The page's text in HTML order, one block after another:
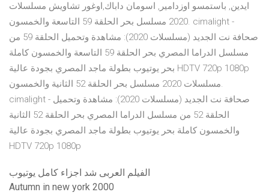
ايدين, باستمسو اوزدامير, اسومان داباك,اوغور تشاويش مسلسلات
2020 مسلسل بحر الحلقة 59 التاسعة والخمسون. cimalight -
صحافة نت الجديد (مسلسلات 2020): مشاهدة وتحميل الحلقة 59 من
مسلسل الدراما المصري بحر الحلقة 59 التاسعة والخمسون كاملة
بحر يوتيوب بطولة ماجد المصري بجودة عالية HDTV 720p 1080p
مسلسلات 2020 مسلسل بحر الحلقة 52 الثانية والخمسون.
cimalight - صحافة نت الجديد (مسلسلات 2020): مشاهدة وتحميل
الحلقة 52 من مسلسل الدراما المصري بحر الحلقة 52 الثانية
والخمسون كاملة بحر يوتيوب بطولة ماجد المصري بجودة عالية
HDTV 720p 1080p
الفيلم العربى شد اجزاء كامل يوتيوب
Autumn in new york 2000